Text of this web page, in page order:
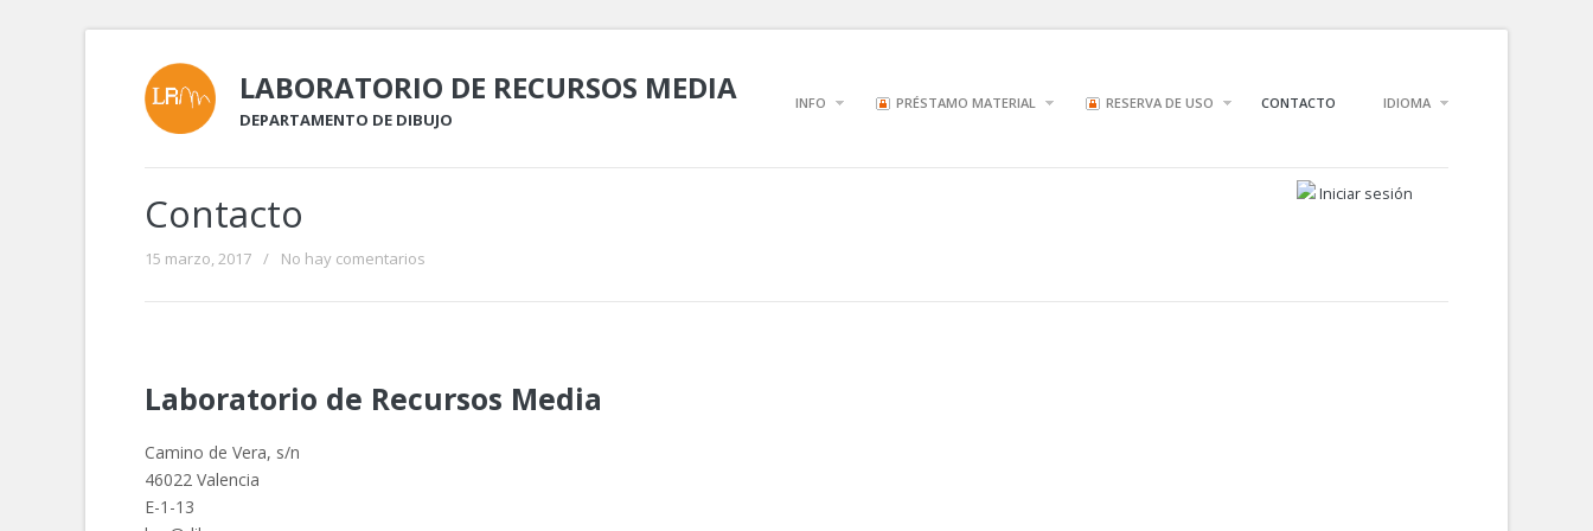
LABORATORIO DE RECURSOS MEDIA
DEPARTAMENTO DE DIBUJO
INFO PRÉSTAMO MATERIAL RESERVA DE USO CONTACTO IDIOMA
Iniciar sesión
Contacto
15 marzo, 2017 / No hay comentarios
Laboratorio de Recursos Media
Camino de Vera, s/n
46022 Valencia
E-1-13